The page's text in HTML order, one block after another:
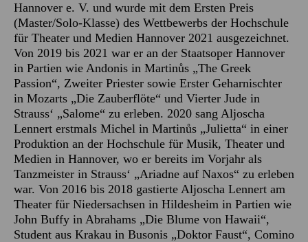
Hannover e. V. und wurde mit dem Ersten Preis
(Master/Solo-Klasse) des Wettbewerbs der Hochschule
für Theater und Medien Hannover 2021 ausgezeichnet.
Von 2019 bis 2021 war er an der Staatsoper Hannover
in Partien wie Andonis in Martinůs „The Greek
Passion“, Zweiter Priester sowie Erster Geharnischter
in Mozarts „Die Zauberflöte“ und Vierter Jude in
Strauss‘ „Salome“ zu erleben. 2020 sang Aljoscha
Lennert erstmals Michel in Martinůs „Julietta“ in einer
Produktion an der Hochschule für Musik, Theater und
Medien in Hannover, wo er bereits im Vorjahr als
Tanzmeister in Strauss‘ „Ariadne auf Naxos“ zu erleben
war. Von 2016 bis 2018 gastierte Aljoscha Lennert am
Theater für Niedersachsen in Hildesheim in Partien wie
John Buffy in Abrahams „Die Blume von Hawaii“,
Student aus Krakau in Busonis „Doktor Faust“, Comino